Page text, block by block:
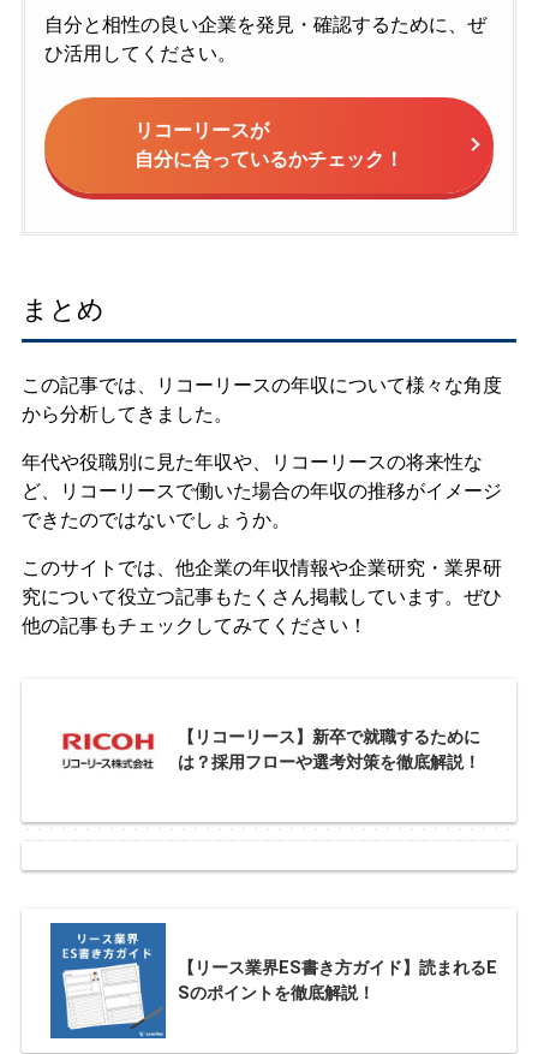
自分と相性の良い企業を発見・確認するために、ぜ
ひ活用してください。
リコーリースが
自分に合っているかチェック！
まとめ
この記事では、リコーリースの年収について様々な角度
から分析してきました。
年代や役職別に見た年収や、リコーリースの将来性な
ど、リコーリースで働いた場合の年収の推移がイメージ
できたのではないでしょうか。
このサイトでは、他企業の年収情報や企業研究・業界研
究について役立つ記事もたくさん掲載しています。ぜひ
他の記事もチェックしてみてください！
【リコーリース】新卒で就職するために
は？採用フローや選考対策を徹底解説！
【リース業界ES書き方ガイド】読まれるE
Sのポイントを徹底解説！